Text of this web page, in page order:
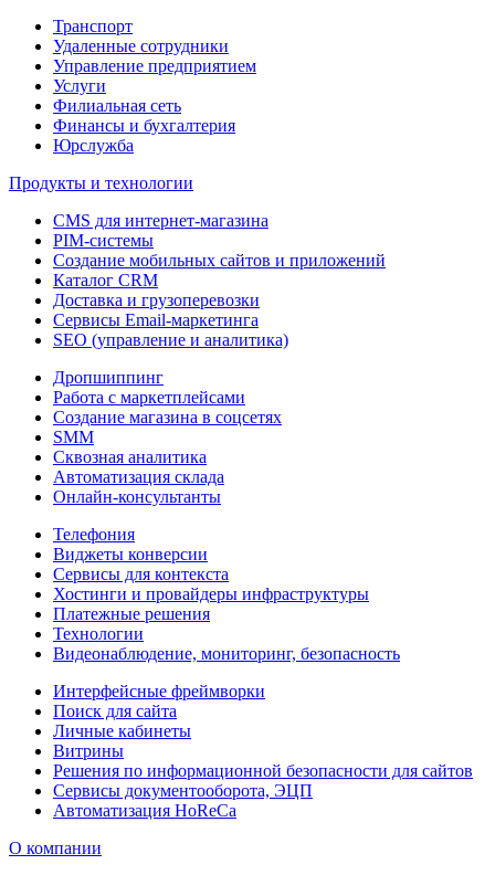
Транспорт
Удаленные сотрудники
Управление предприятием
Услуги
Филиальная сеть
Финансы и бухгалтерия
Юрслужба
Продукты и технологии
CMS для интернет-магазина
PIM-системы
Создание мобильных сайтов и приложений
Каталог CRM
Доставка и грузоперевозки
Сервисы Email-маркетинга
SEO (управление и аналитика)
Дропшиппинг
Работа с маркетплейсами
Создание магазина в соцсетях
SMM
Сквозная аналитика
Автоматизация склада
Онлайн-консультанты
Телефония
Виджеты конверсии
Сервисы для контекста
Хостинги и провайдеры инфраструктуры
Платежные решения
Технологии
Видеонаблюдение, мониторинг, безопасность
Интерфейсные фреймворки
Поиск для сайта
Личные кабинеты
Витрины
Решения по информационной безопасности для сайтов
Сервисы документооборота, ЭЦП
Автоматизация HoReCa
О компании